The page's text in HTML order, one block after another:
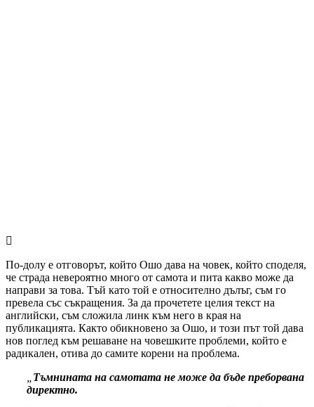
По-долу е отговорът, който Ошо дава на човек, който споделя,
че страда невероятно много от самота и пита какво може да
направи за това. Тъй като той е относително дълъг, съм го
превела със съкращения. За да прочетете целия текст на
английски, съм сложила линк към него в края на
публикацията. Както обикновено за Ошо, и този път той дава
нов поглед към решаване на човешките проблеми, който е
радикален, отива до самите корени на проблема.
Тъмнината на самотата не може да бъде преборвана
директно.